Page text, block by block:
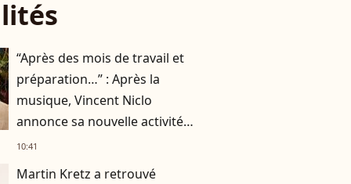
“Après des mois de travail et
préparation…” : Après la
musique, Vincent Niclo
annonce sa nouvelle activité
impliquant plusieurs
10:41
Martin Kretz a retrouvé